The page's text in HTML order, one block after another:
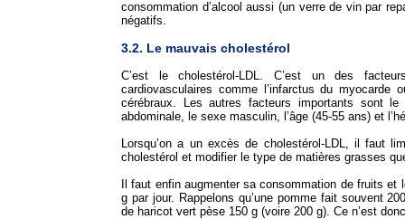
consommation d’alcool aussi (un verre de vin par
négatifs.
3.2. Le mauvais cholestérol
C’est le cholestérol-LDL. C’est un des
cardiovasculaires comme l’infarctus du myocarde
cérébraux. Les autres facteurs importants sont le
abdominale, le sexe masculin, l’âge (45-55 ans) et
Lorsqu’on a un excès de cholestérol-LDL, il faut
cholestérol et modifier le type de matières grasses
Il faut enfin augmenter sa consommation de fruits et
g par jour. Rappelons qu’une pomme fait souvent
de haricot vert pèse 150 g (voire 200 g). Ce n’est